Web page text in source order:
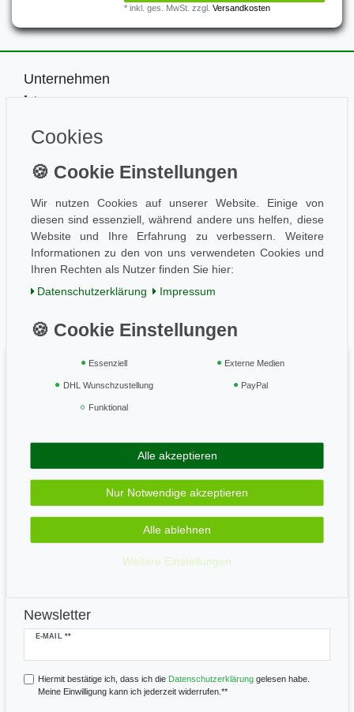
*inkl. ges. MwSt. zzgl.Versandkosten
Unternehmen
Impressum
Datenschutz
Information
Wissen
Aktuelles
Folge uns
Einkaufen
Zahlung und Versand
Geprüft & sicher
Zahle bequem per
Newsletter
E-MAIL **
Newsletter
Hiermit bestätige ich, dass ich die Daten­schutz­erklärunggelesen habe.
Meine Einwilligung kann ich jederzeit widerrufen.**
Cookies
Wir nutzen Cookies auf unserer Website. Einige von
diesen sind essenziell, während andere uns helfen, diese
Website und Ihre Erfahrung zu verbessern. Weitere
Informationen zu den von uns verwendeten Cookies und
Ihren Rechten als Nutzer finden Sie hier:
Daten­schutz­erklärung
Impressum
Essenziell Externe Medien
DHL Wunschzustellung PayPal
Funktional
Alle akzeptieren
Nur Notwendige akzeptieren
Alle ablehnen
Weitere Einstellungen